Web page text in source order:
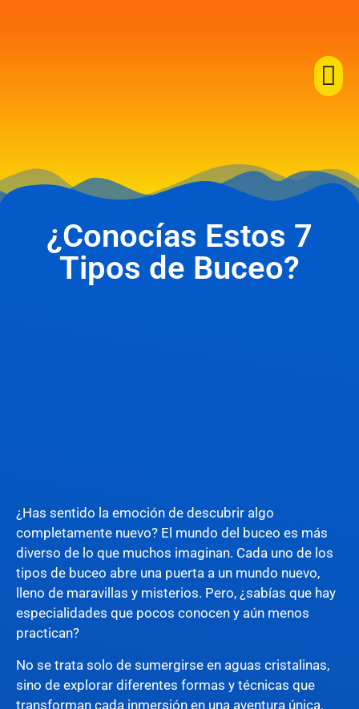
¿Conocías Estos 7
Tipos de Buceo?
¿Has sentido la emoción de descubrir algo
completamente nuevo? El mundo del buceo es más
diverso de lo que muchos imaginan. Cada uno de los
tipos de buceo abre una puerta a un mundo nuevo,
lleno de maravillas y misterios. Pero, ¿sabías que hay
especialidades que pocos conocen y aún menos
practican?
No se trata solo de sumergirse en aguas cristalinas,
sino de explorar diferentes formas y técnicas que
transforman cada inmersión en una aventura única.